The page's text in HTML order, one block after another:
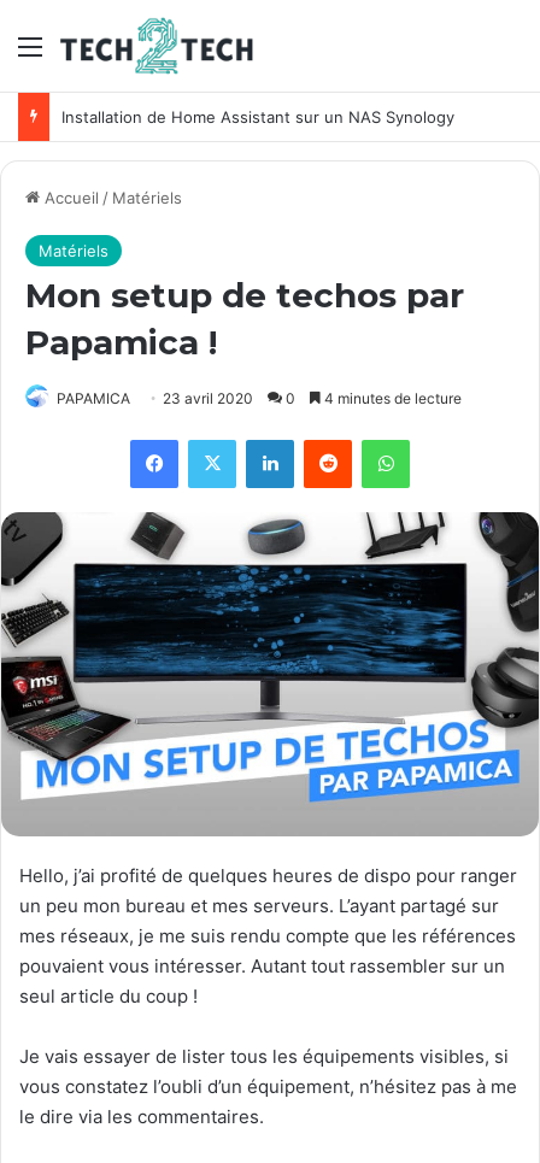
Menu
Accueil / Matériels
Matériels
Mon setup de techos par
Papamica !
PAPAMICA 23 avril 2020 0 4 minutes de lecture
Facebook
X LinkedinReddit WhatsApp
Hello, j’ai profité de quelques heures de dispo pour ranger
un peu mon bureau et mes serveurs. L’ayant partagé sur
mes réseaux, je me suis rendu compte que les références
pouvaient vous intéresser. Autant tout rassembler sur un
seul article du coup !
Je vais essayer de lister tous les équipements visibles, si
vous constatez l’oubli d’un équipement, n’hésitez pas à me
le dire via les commentaires.